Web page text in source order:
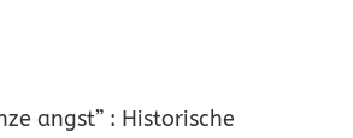
angst” : Historische